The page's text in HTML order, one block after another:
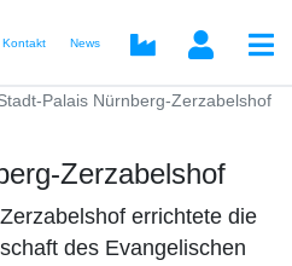
Kontakt News
Palais Nürnberg-Zerzabelshof
Zerzabelshof
errichtete die
des Evangelischen